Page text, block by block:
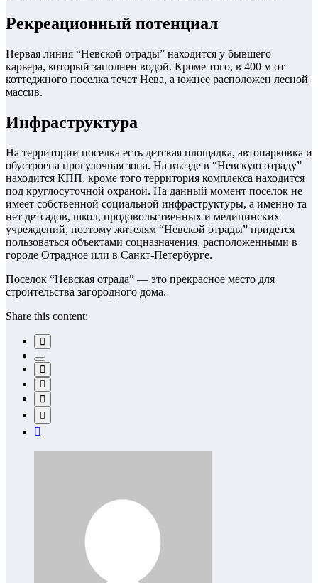
Рекреационный потенциал
Первая линия “Невской отрады” находится у бывшего
карьера, который заполнен водой. Кроме того, в 400 м от
коттеджного поселка течет Нева, а южнее расположен лесной
массив.
Инфраструктура
На территории поселка есть детская площадка, автопарковка и
обустроена прогулочная зона. На въезде в “Невскую отраду”
находится КПП, кроме того территория комплекса находится
под круглосуточной охраной. На данный момент поселок не
имеет собственной социальной инфраструктуры, а именно та
нет детсадов, школ, продовольственных и медицинских
учреждений, поэтому жителям “Невской отрады” придется
пользоваться объектами соцназначения, расположенными в
городе Отрадное или в Санкт-Петербурге.
Поселок “Невская отрада” — это прекрасное место для
строительства загородного дома.
Share this content: